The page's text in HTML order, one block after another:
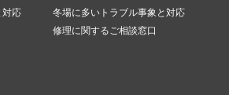
対応
冬場に多いトラブル事象と対応
修理に関するご相談窓口